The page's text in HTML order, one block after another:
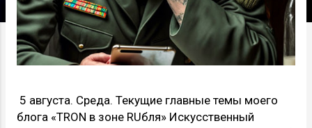
5 августа. Среда. Текущие главные темы моего
блога «TRON в зоне RUбля» Искусственный